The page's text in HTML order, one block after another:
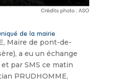
de la mairie
Maire de pont-de-
a eu un échange
par SMS ce matin
PRUDHOMME,